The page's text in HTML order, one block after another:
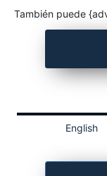
También puede
English